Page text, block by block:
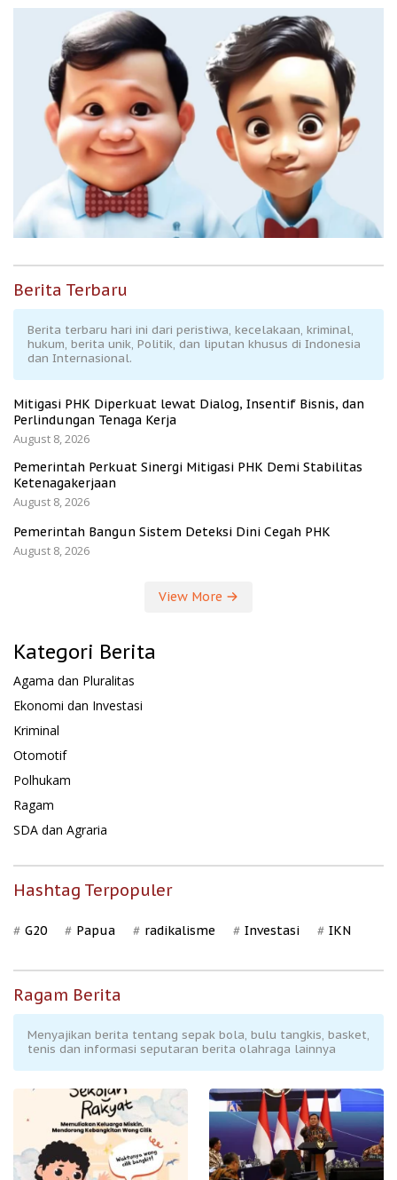
Berita Terbaru
Berita terbaru hari ini dari peristiwa, kecelakaan, kriminal,
hukum, berita unik, Politik, dan liputan khusus di Indonesia
dan Internasional.
Mitigasi PHK Diperkuat lewat Dialog, Insentif Bisnis, dan
Perlindungan Tenaga Kerja
August 8, 2026
Pemerintah Perkuat Sinergi Mitigasi PHK Demi Stabilitas
Ketenagakerjaan
August 8, 2026
Pemerintah Bangun Sistem Deteksi Dini Cegah PHK
August 8, 2026
View More
Kategori Berita
Agama dan Pluralitas
Ekonomi dan Investasi
Kriminal
Otomotif
Polhukam
Ragam
SDA dan Agraria
Hashtag Terpopuler
G20 Papua radikalisme Investasi IKN
Ragam Berita
Menyajikan berita tentang sepak bola, bulu tangkis, basket,
tenis dan informasi seputaran berita olahraga lainnya